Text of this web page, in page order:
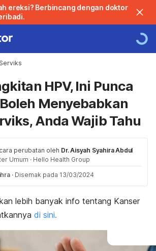
ereksi? Berbincang dengan doktor
HPV, Ini Punca
Menyebabkan
Anda Wajib Tahu
perubatan oleh Dr. Aisyah Syahira Abdul
Umum · Hello Health Group
· Disemak pada 13/03/2024
lebih banyak info tentang Kanser
di sini.